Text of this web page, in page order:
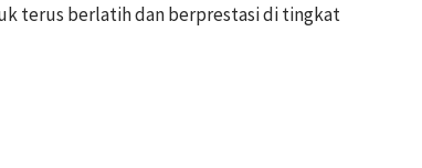
terus berlatih dan berprestasi di tingkat